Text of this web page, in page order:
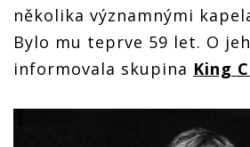
několika významnými
Bylo mu teprve 59 let. O
informovala skupina King